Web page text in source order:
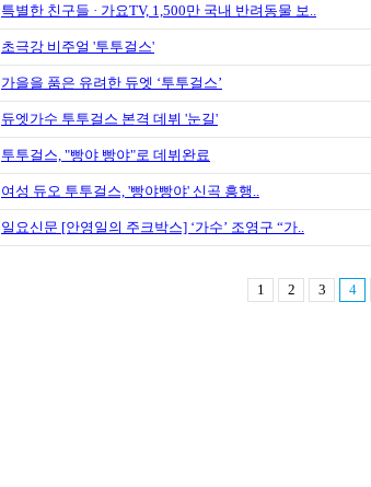
특별한 친구들 · 가요TV, 1,500만 국내 반려동물 보..
초극강 비주얼 '투투걸스'
가을을 품은 유려한 듀엣 ‘투투걸스’
듀엣가수 투투걸스 본격 데뷔 '눈길'
투투걸스, "빵야 빵야"로 데뷔완료
여성 듀오 투투걸스, '빵야빵야' 신곡 흥행..
일요신문 [안영일의 주크박스] ‘가수’ 조영구 “가..
1 2 3 4